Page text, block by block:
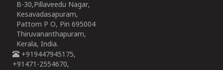
B-30,Pillaveedu Nagar,
Kesavadasapuram,
Pattom P O, Pin 695004
Thiruvananthapuram,
Kerala, India.
+919447945175,
+91471-2554670,